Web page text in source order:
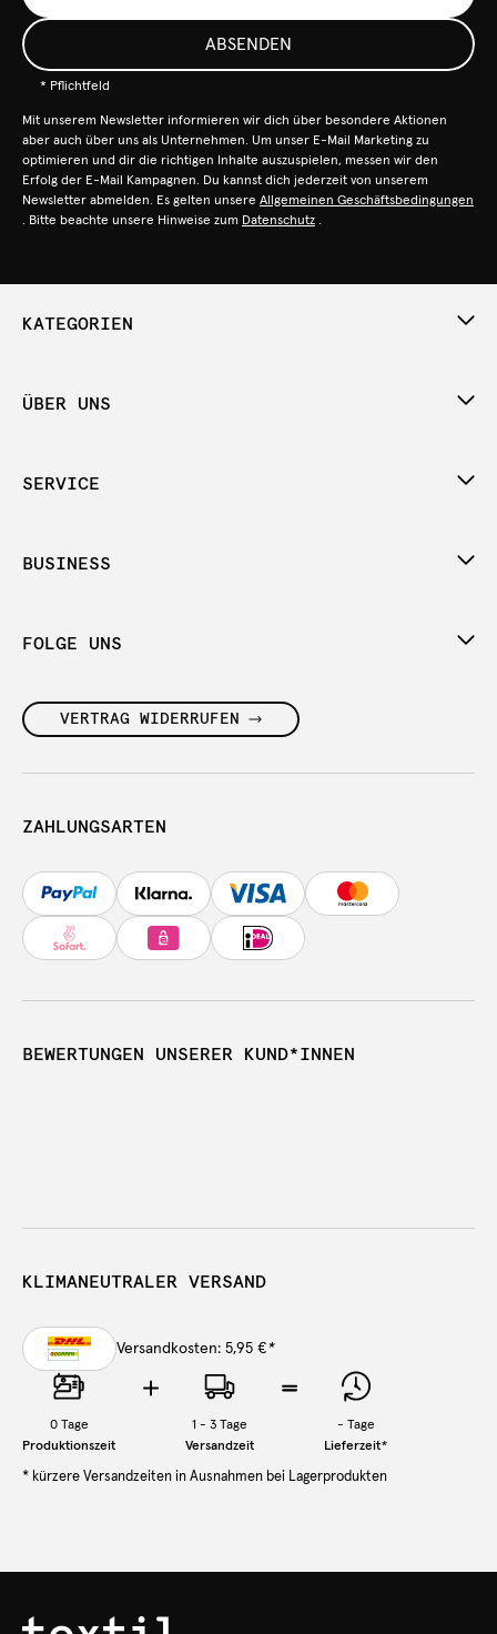
ABSENDEN
* Pflichtfeld
Mit unserem Newsletter informieren wir dich über besondere Aktionen
aber auch über uns als Unternehmen. Um unser E-Mail Marketing zu
optimieren und dir die richtigen Inhalte auszuspielen, messen wir den
Erfolg der E-Mail Kampagnen. Du kannst dich jederzeit von unserem
Newsletter abmelden. Es gelten unsere Allgemeinen Geschäftsbedingungen
. Bitte beachte unsere Hinweise zum Datenschutz .
KATEGORIEN
ÜBER UNS
SERVICE
BUSINESS
FOLGE UNS
VERTRAG WIDERRUFEN
ZAHLUNGSARTEN
BEWERTUNGEN UNSERER KUND*INNEN
KLIMANEUTRALER VERSAND
Versandkosten: 5,95 €*
0Tage
Produktionszeit
1 - 3 Tage
Versandzeit
- Tage
Lieferzeit*
* kürzere Versandzeiten in Ausnahmen bei Lagerprodukten